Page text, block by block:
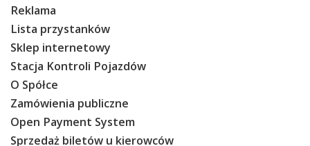
Reklama
Lista przystanków
Sklep internetowy
Stacja Kontroli Pojazdów
O Spółce
Zamówienia publiczne
Open Payment System
Sprzedaż biletów u kierowców